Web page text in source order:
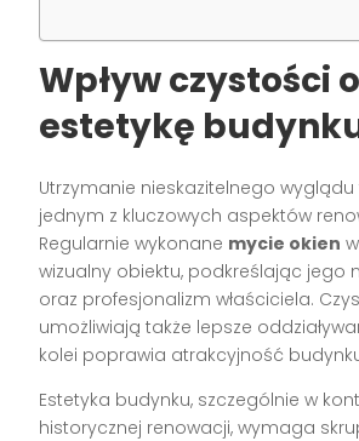
Wpływ czystości
estetykę
Utrzymanie nieskazitelnego
jednym z kluczowych aspektów
Regularnie wykonane mycie okien
wizualny obiektu, podkreślając jego
oraz profesjonalizm właściciela.
umożliwiają także lepsze
kolei poprawia atrakcyjność
Estetyka budynku, szczególnie w
historycznej renowacji, wymaga